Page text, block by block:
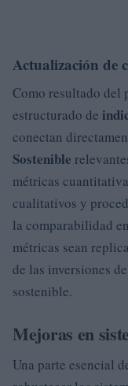
Actualización de
Como resultado del
estructurado de
conectan
Sostenible
métricas
cualitativos y
la comparabilidad
métricas sean
de las inversiones de
sostenible.
Mejoras en
Una parte esencial